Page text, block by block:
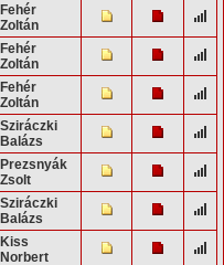
Fehér
Zoltán
Fehér
Zoltán
Fehér
Zoltán
Sziráczki
Balázs
Prezsnyák
Zsolt
Sziráczki
Balázs
Kiss
Norbert